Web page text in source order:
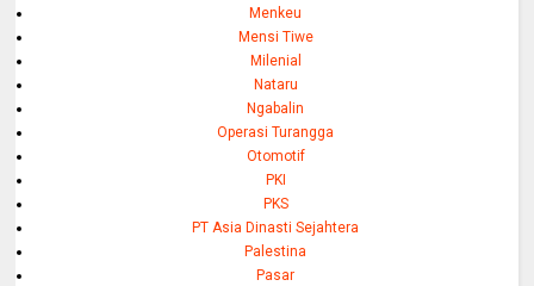
Menkeu
Mensi Tiwe
Milenial
Nataru
Ngabalin
Operasi Turangga
Otomotif
PKI
PKS
PT Asia Dinasti Sejahtera
Palestina
Pasar